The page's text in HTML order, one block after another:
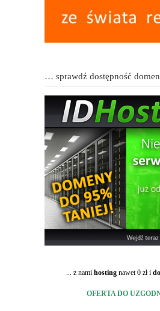
… sprawdź dostępność
... z nami hosting nawet 0 zł i
OFERTA DO